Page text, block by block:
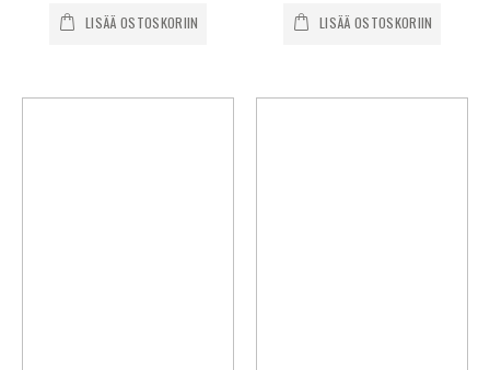
LISÄÄ OSTOSKORIIN LISÄÄ OSTOSKORIIN